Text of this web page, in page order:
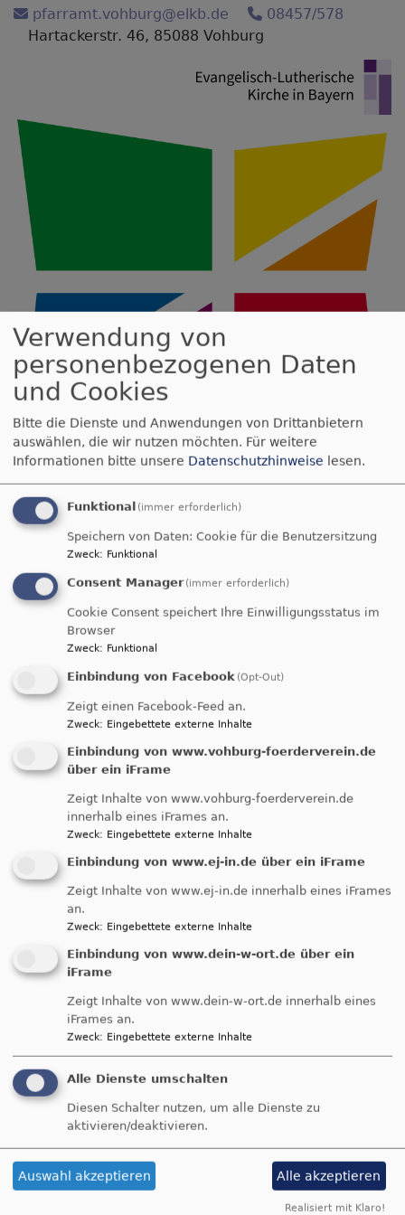
Direkt
zum
pfarramt.vohburg@elkb.de
08457/578
Hartackerstr. 46, 85088 Vohburg
Kirchengemeinde Vohburg
Pförring | Schwaig
Hauptnavigation
Startseite vater
vater
Vater-Kind-Freizeit
Grundschulkinder, aufgepasst: Ihr wollt gerne
ein spannendes Wochenende mit eurem Papa
verbringen? Im Zelt— mit viel Zeit zum Spielen
und Toben? Dann los: Am Wochenende vom
20.-22.06.2014 werden wir gemeinsam den
Brombachsee unsicher machen. Wenn du dir
jetzt Sorgen machst, dass es deinem Papa
langweilig werden könnte: Keine Angst! Es wird
auch ein tolles Programm für die Väter unter
sich geben.
Verwendung von
personenbezogenen Daten
und Cookies
Bitte die Dienste und Anwendungen von Drittanbietern
auswählen, die wir nutzen möchten. Für weitere
Informationen bitte unsere Datenschutzhinweise lesen.
Funktional (immer erforderlich)
Speichern von Daten: Cookie für die Benutzersitzung
Zweck: Funktional
Consent Manager (immer erforderlich)
Cookie Consent speichert Ihre Einwilligungsstatus im
Browser
Zweck: Funktional
Einbindung von Facebook (Opt-Out)
Zeigt einen Facebook-Feed an.
Zweck: Eingebettete externe Inhalte
Einbindung von www.vohburg-foerderverein.de
über ein iFrame
Zeigt Inhalte von www.vohburg-foerderverein.de
innerhalb eines iFrames an.
Zweck: Eingebettete externe Inhalte
Einbindung von www.ej-in.de über ein iFrame
Zeigt Inhalte von www.ej-in.de innerhalb eines iFrames
an.
Zweck: Eingebettete externe Inhalte
Einbindung von www.dein-w-ort.de über ein
iFrame
Zeigt Inhalte von www.dein-w-ort.de innerhalb eines
iFrames an.
Zweck: Eingebettete externe Inhalte
Alle Dienste umschalten
Diesen Schalter nutzen, um alle Dienste zu
aktivieren/deaktivieren.
Auswahl akzeptieren Alle akzeptieren
Realisiert mit Klaro!